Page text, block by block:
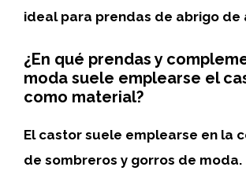
ideal para prendas de abrigo
¿En qué prendas y
moda suele emplearse el
como material?
El castor suele emplearse en la
de sombreros y gorros de moda.